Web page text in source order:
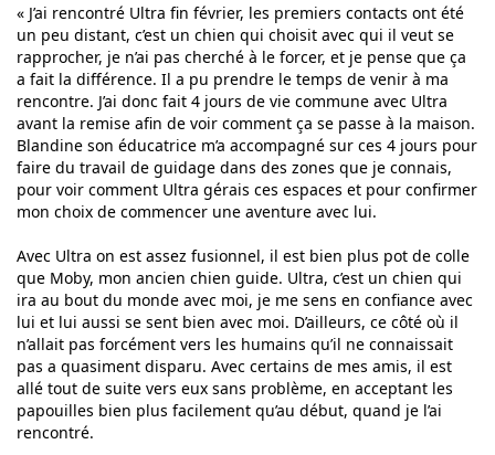
« J’ai rencontré Ultra fin février, les premiers contacts ont été
un peu distant, c’est un chien qui choisit avec qui il veut se
rapprocher, je n’ai pas cherché à le forcer, et je pense que ça
a fait la différence. Il a pu prendre le temps de venir à ma
rencontre. J’ai donc fait 4 jours de vie commune avec Ultra
avant la remise afin de voir comment ça se passe à la maison.
Blandine son éducatrice m’a accompagné sur ces 4 jours pour
faire du travail de guidage dans des zones que je connais,
pour voir comment Ultra gérais ces espaces et pour confirmer
mon choix de commencer une aventure avec lui.
Avec Ultra on est assez fusionnel, il est bien plus pot de colle
que Moby, mon ancien chien guide. Ultra, c’est un chien qui
ira au bout du monde avec moi, je me sens en confiance avec
lui et lui aussi se sent bien avec moi. D’ailleurs, ce côté où il
n’allait pas forcément vers les humains qu’il ne connaissait
pas a quasiment disparu. Avec certains de mes amis, il est
allé tout de suite vers eux sans problème, en acceptant les
papouilles bien plus facilement qu’au début, quand je l’ai
rencontré.